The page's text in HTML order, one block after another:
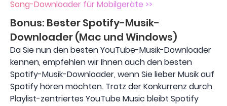
Song-Downloader für Mobilgeräte >>
Bonus: Bester Spotify-Musik-
Downloader (Mac und Windows)
Da Sie nun den besten YouTube-Musik-Downloader
kennen, empfehlen wir Ihnen auch den besten
Spotify-Musik-Downloader, wenn Sie lieber Musik auf
Spotify hören möchten. Trotz der Konkurrenz durch
Playlist-zentriertes YouTube Music bleibt Spotify